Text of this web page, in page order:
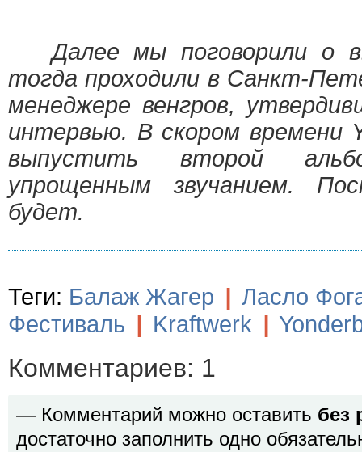
Далее мы поговорили о
тогда проходили в Санкт-
менеджере венгров,
интервью. В скором времени
выпустить второй
упрощенным звучанием.
будет.
Теги: Балаж Жагер | Ласло
Фестиваль | Kraftwerk |
Комментариев: 1
— Комментарий можно оставить без
достаточно заполнить одно